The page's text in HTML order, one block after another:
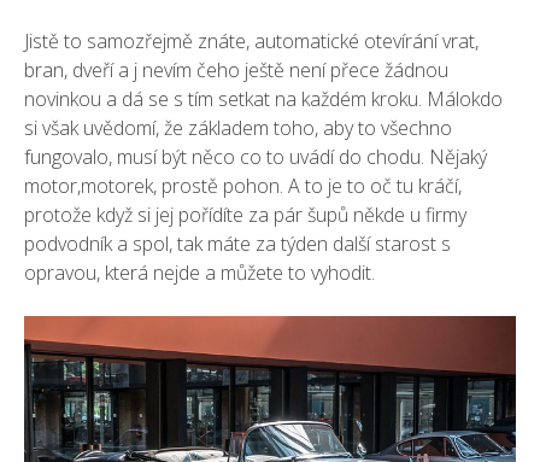
Jistě to samozřejmě znáte, automatické otevírání vrat,
bran, dveří a j nevím čeho ještě není přece žádnou
novinkou a dá se s tím setkat na každém kroku. Málokdo
si však uvědomí, že základem toho, aby to všechno
fungovalo, musí být něco co to uvádí do chodu. Nějaký
motor,motorek, prostě pohon. A to je to oč tu kráčí,
protože když si jej pořídíte za pár šupů někde u firmy
podvodník a spol, tak máte za týden další starost s
opravou, která nejde a můžete to vyhodit.